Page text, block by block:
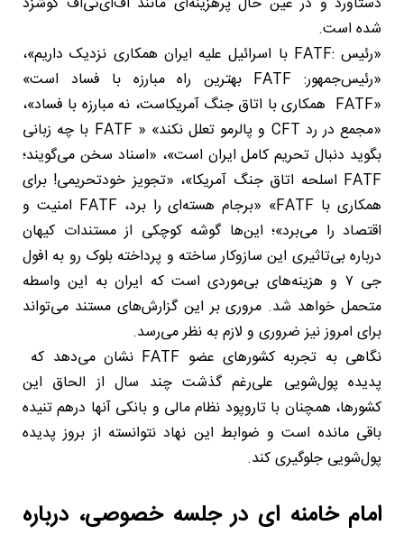
شده است.
«رئیس :FATF با اسرائیل علیه ایران همکاری نزدیک داریم»،
«رئیس‌جمهور: FATF بهترین راه مبارزه با فساد است»
«FATF همکاری با اتاق جنگ آمریکاست، نه مبارزه با فساد»،
«مجمع در رد CFT و پالرمو تعلل نکند» « FATF با چه زبانی
بگوید دنبال تحریم کامل ایران است»، «اسناد سخن می‌گویند؛
FATF اسلحه اتاق جنگ آمریکا»، «تجویز خودتحریمی! برای
همکاری با FATF» «برجام هسته‌ای را برد، FATF امنیت و
اقتصاد را می‌برد»؛ این‌ها گوشه کوچکی از مستندات کیهان
درباره بی‌تاثیری این سازوکار ساخته و پرداخته بلوک رو به افول
جی ۷ و هزینه‌های بی‌موردی است که ایران به این واسطه
متحمل خواهد شد. مروری بر این گزارش‌های مستند می‌تواند
برای امروز نیز ضروری و لازم به نظر می‌رسد.
نگاهی به تجربه کشورهای عضو FATF نشان می‌دهد که
پدیده پول‌شویی علی‌رغم گذشت چند سال از الحاق این
کشورها، همچنان با تاروپود نظام مالی و بانکی آنها درهم تنیده
باقی مانده است و ضوابط این نهاد نتوانسته از بروز پدیده
پول‌شویی جلوگیری کند.
امام خامنه ای در جلسه خصوصی، درباره